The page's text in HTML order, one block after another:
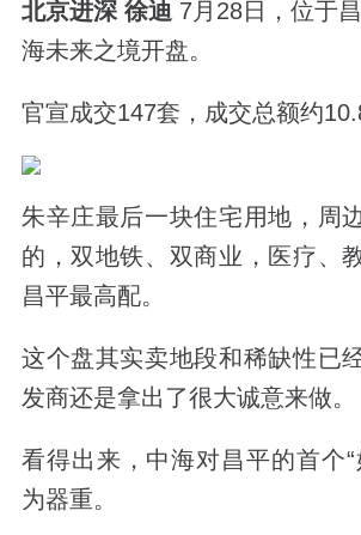
北京进深 徐迪 7月28日，位于
海未来之境开盘。
官宣成交147套，成交总额约
朱辛庄最后一块住宅用地，周
的，双地铁、双商业，医疗、
昌平最高配。
这个盘其实卖地段和稀缺性已
发商还是拿出了很大诚意来做。
看得出来，中海对昌平的首个“
为器重。